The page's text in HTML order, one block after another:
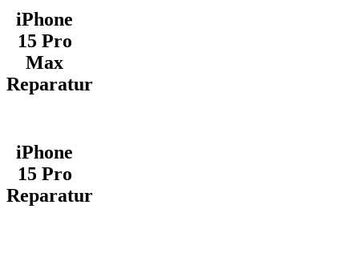
iPhone
15 Pro
Max
Reparatur
iPhone
15 Pro
Reparatur